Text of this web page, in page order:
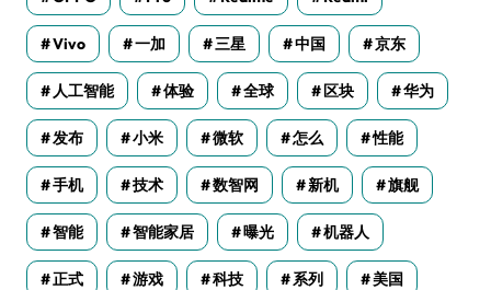
Vivo 一加 三星 中国 京东
人工智能 体验 全球 区块 华为
发布 小米 微软 怎么 性能
手机 技术 数智网 新机 旗舰
智能 智能家居 曝光 机器人
正式 游戏 科技 系列 美国